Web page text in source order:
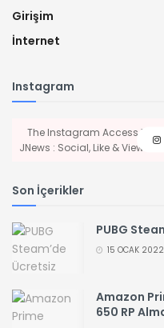
Girişim
İnternet
Instagram
The Instagram Access
JNews : Social, Like & View >
Son İçerikler
PUBG
15 OCAK 2022
Amazon
650 RP